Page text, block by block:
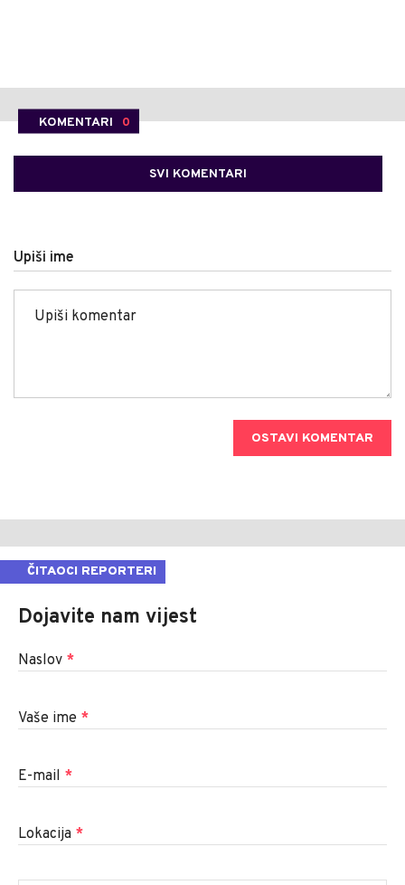
KOMENTARI 0
SVI KOMENTARI
Upiši ime
OSTAVI KOMENTAR
ČITAOCI REPORTERI
Dojavite nam vijest
Naslov *
Vaše ime *
E-mail *
Lokacija *